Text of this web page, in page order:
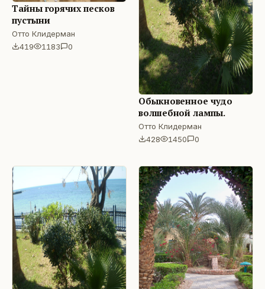
Тайны горячих песков
пустыни
Отто Клидерман
419
1183 0
Обыкновенное чудо
волшебной лампы.
Отто Клидерман
428
1450 0